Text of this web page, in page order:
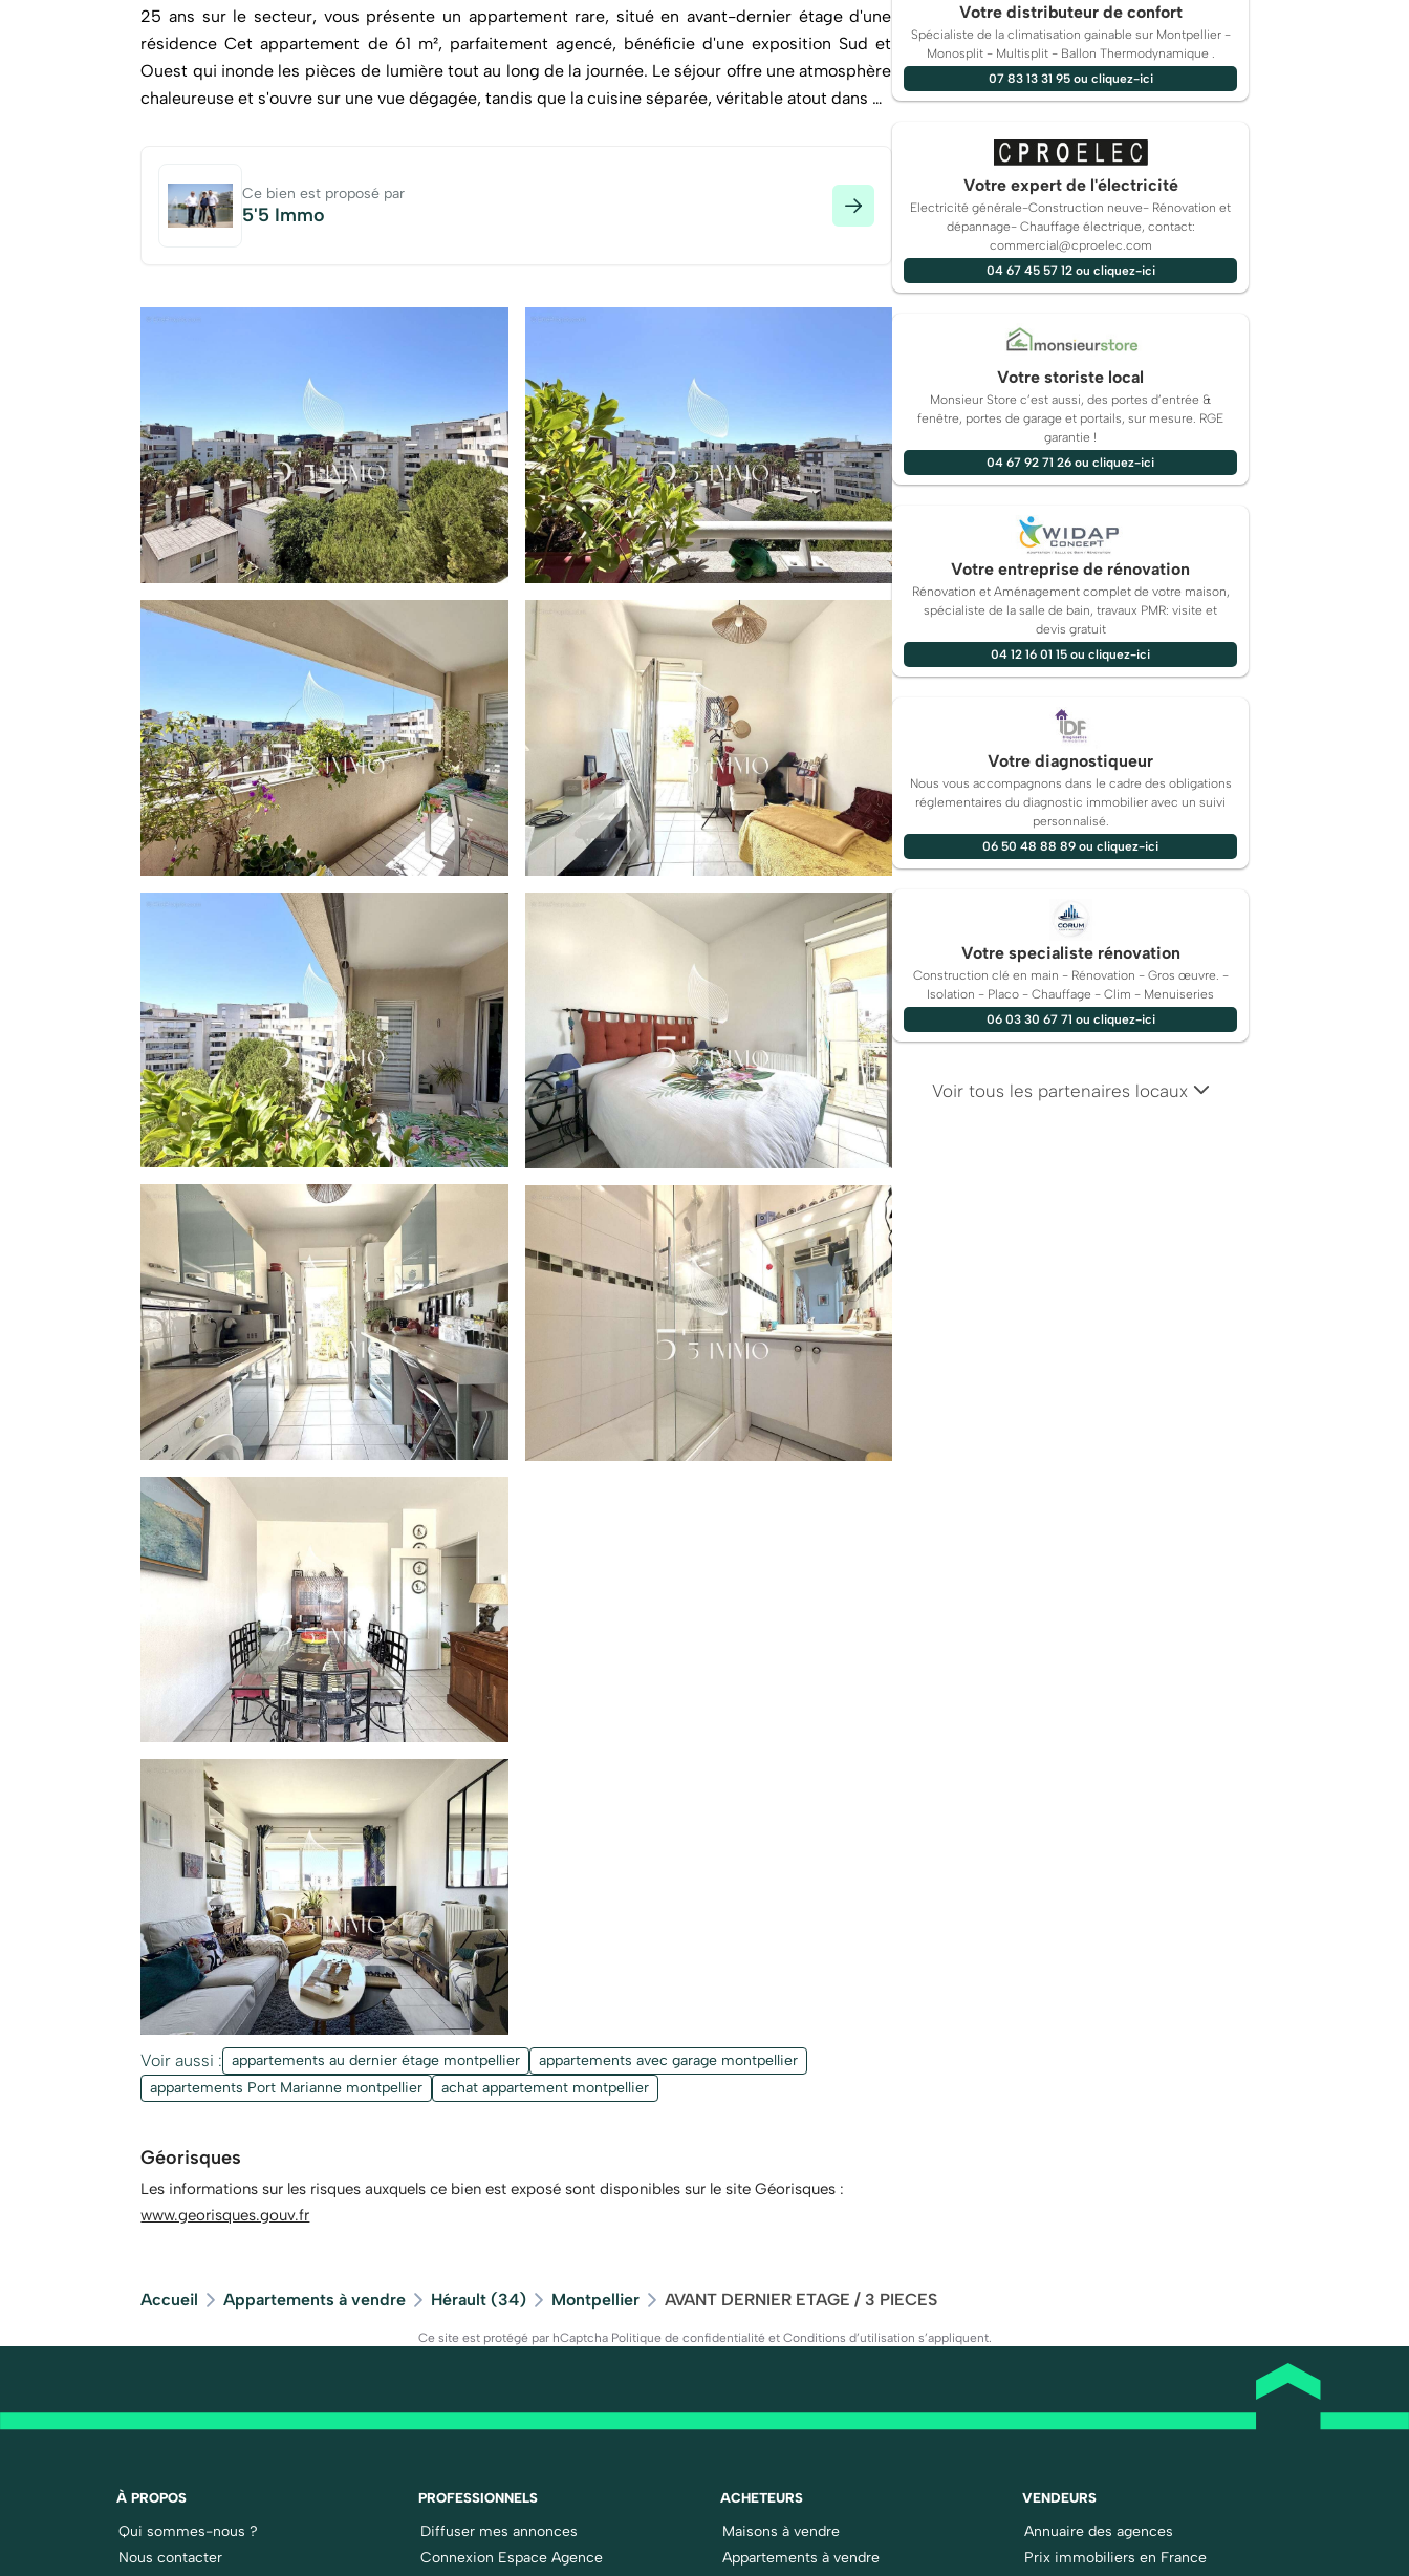
25 ans sur le secteur, vous présente un appartement rare, situé en avant-dernier étage d'une
résidence Cet appartement de 61 m², parfaitement agencé, bénéficie d'une exposition Sud et
Ouest qui inonde les pièces de lumière tout au long de la journée. Le séjour offre une atmosphère
chaleureuse et s'ouvre sur une vue dégagée, tandis que la cuisine séparée, véritable atout dans ce
quartier, permet un confort de vie recherché. Les deux chambres, complété par une salle d'eau et
sécurité et praticité au quotidien. La résidence, très bien entretenue, se distingue par ses
charges faibles, un avantage rare dans ce secteur dynamique. La localisation est exceptionnelle : à
quelques minutes du tramway, du bassin Jacques Cur, des commerces, des restaurants, des
appartement une adresse idéale pour une résidence principale raffinée ou un investissement de
premier choix. Cet appartement représente une opportunité unique dans l'un des quartiers les
Ce bien est proposé par
5'5 Immo
Voir aussi : appartements au dernier étage montpellier
appartements avec garage montpellier
appartements Port Marianne montpellier
achat appartement montpellier
Géorisques
Les informations sur les risques auxquels ce bien est exposé sont disponibles sur le site Géorisques :
www.georisques.gouv.fr
Votre distributeur de confort
Spécialiste de la climatisation gainable sur Montpellier -
Monosplit - Multisplit - Ballon Thermodynamique .
07 83 13 31 95 ou cliquez-ici
Votre expert de l'électricité
Electricité générale-Construction neuve- Rénovation et
dépannage- Chauffage électrique, contact:
commercial@cproelec.com
04 67 45 57 12 ou cliquez-ici
Votre storiste local
Monsieur Store c’est aussi, des portes d’entrée &
fenêtre, portes de garage et portails, sur mesure. RGE
garantie !
04 67 92 71 26 ou cliquez-ici
Votre entreprise de rénovation
Rénovation et Aménagement complet de votre maison,
spécialiste de la salle de bain, travaux PMR: visite et
devis gratuit
04 12 16 01 15 ou cliquez-ici
Votre diagnostiqueur
Nous vous accompagnons dans le cadre des obligations
réglementaires du diagnostic immobilier avec un suivi
personnalisé.
06 50 48 88 89 ou cliquez-ici
Votre specialiste rénovation
Construction clé en main - Rénovation - Gros œuvre. -
Isolation - Placo - Chauffage - Clim - Menuiseries
06 03 30 67 71 ou cliquez-ici
Voir tous les partenaires locaux
Accueil Appartements à vendre Hérault (34) Montpellier AVANT DERNIER ETAGE / 3 PIECES
Ce site est protégé par hCaptcha Politique de confidentialitéet Conditions d’utilisation s’appliquent.
À PROPOS
Qui sommes-nous ?
Nous contacter
PROFESSIONNELS
Diffuser mes annonces
Connexion Espace Agence
ACHETEURS
Maisons à vendre
Appartements à vendre
VENDEURS
Annuaire des agences
Prix immobiliers en France